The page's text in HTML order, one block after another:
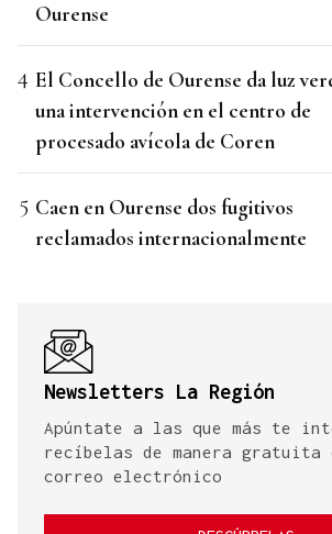
Ourense
El Concello de Ourense da luz
una intervención en el centro de
procesado avícola de Coren
Caen en Ourense dos fugitivos
reclamados internacionalmente
Newsletters La Región
Apúntate a las que más te
recíbelas de manera gratuita
correo electrónico